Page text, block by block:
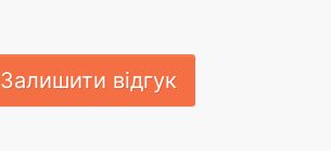
Залишити відгук